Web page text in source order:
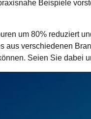
Beispiele
um 80% reduziert
aus verschiedenen
Seien Sie dabei